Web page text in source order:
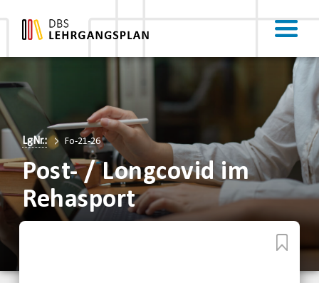
LgNr.: Fo-21-26
Post- / Longcovid im
Rehasport